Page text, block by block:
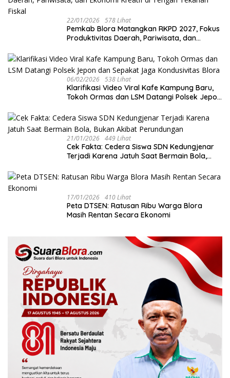
22/01/2026 578 Lihat
‎Pemkab Blora Matangkan RKPD 2027, Fokus
Produktivitas Daerah, Pariwisata, dan
06/02/2026 538 Lihat
‎Klarifikasi Video Viral Kafe Kampung Baru,
Tokoh Ormas dan LSM Datangi Polsek Jepon
21/01/2026 449 Lihat
Cek Fakta: Cedera Siswa SDN Kedungjenar
Terjadi Karena Jatuh Saat Bermain Bola,
17/01/2026 410 Lihat
‎Peta DTSEN: Ratusan Ribu Warga Blora
Masih Rentan Secara Ekonomi